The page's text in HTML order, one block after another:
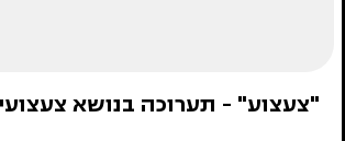
"צעצוע" - תערוכה בנושא